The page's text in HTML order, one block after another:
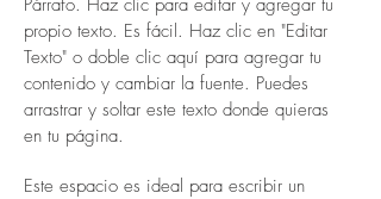
Párrafo. Haz clic para editar y agregar tu
propio texto. Es fácil. Haz clic en "Editar
Texto" o doble clic aquí para agregar tu
contenido y cambiar la fuente. Puedes
arrastrar y soltar este texto donde quieras
en tu página.
Este espacio es ideal para escribir un